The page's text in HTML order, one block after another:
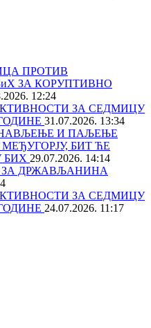
ПРОТИВ
ЗА КОРУПТИВНО
12:24
ЗА СЕДМИЦУ
ГОДИНЕ 31.07.2026. 13:34
И ПАЉЕЊЕ
БИТ ЋЕ
БИХ 29.07.2026. 14:14
ДРЖАВЉАНИНА
ЗА СЕДМИЦУ
ГОДИНЕ 24.07.2026. 11:17